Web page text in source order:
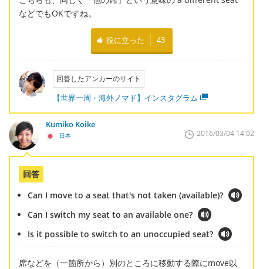
などでもOKですね。
役に立った 43
回答したアンカーのサイト
【世界一周・海外ノマド】インスタグラム
Kumiko Koike
日本 2016/03/04 14:02
回答
Can I move to a seat that's not taken (available)?
Can I switch my seat to an available one?
Is it possible to switch to an unoccupied seat?
席などを（一箇所から）別のところに移動する際にmove以